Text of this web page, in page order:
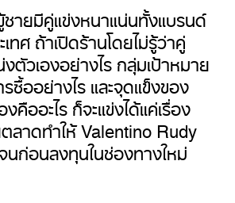
ายมีคู่แข่งหนาแน่นทั้งแบรนด์
ทศ ถ้าเปิดร้านโดยไม่รู้ว่าคู่
ตัวเองอย่างไร กลุ่มเป้าหมาย
ออย่างไร และจุดแข็งของ
ออะไร ก็จะแข่งได้แค่เรื่อง
ลาดทำให้ Valentino Rudy
ก่อนลงทุนในช่องทางใหม่